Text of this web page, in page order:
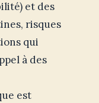
et des
risques
qui
à des
est